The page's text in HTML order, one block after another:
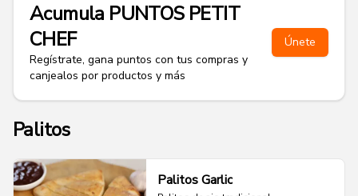
Acumula PUNTOS PETIT
CHEF
Regístrate, gana puntos con tus compras y
canjealos por productos y más
Únete
Palitos
Palitos Garlic